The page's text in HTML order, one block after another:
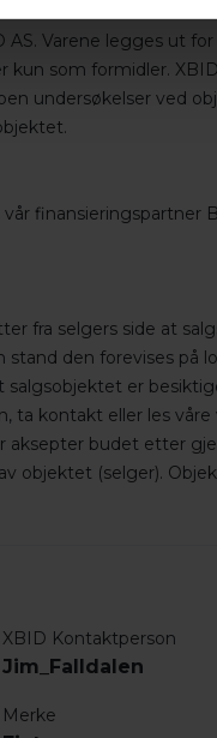
Varene legges ut
kun som formidler.
undersøkelser ved
finansieringspartner
fra selgers side at
den forevises på
salgsobjektet er
kontakt eller les
aksepter budet etter
objektet (selger).
XBID Kontaktperson
Jim_Falldalen
Merke